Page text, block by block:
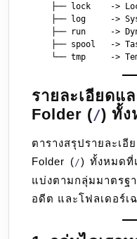
├── lock    ->
├── log     ->
├── run     ->
├── spool   ->
รายละเอียดแ
Folder (/) ทั้ง
ตารางสรุปรายละ
Folder (/) ทั้งหมดที่
แบ่งตามกลุ่มมาตร
อดีต และโฟลเดอร์เ